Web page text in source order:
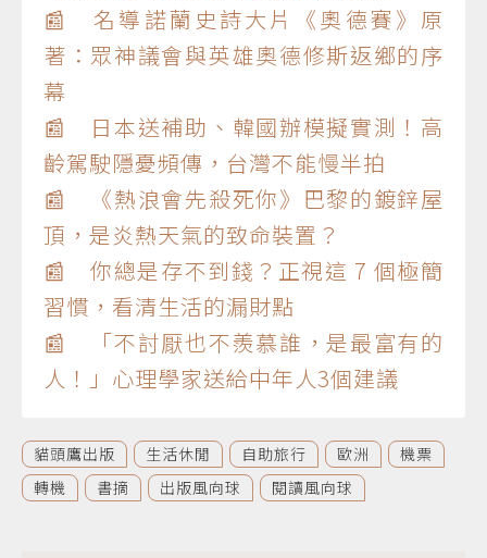
📰 名導諾蘭史詩大片《奧德賽》原
著：眾神議會與英雄奧德修斯返鄉的序
幕
📰 日本送補助、韓國辦模擬實測！高
齡駕駛隱憂頻傳，台灣不能慢半拍
📰 《熱浪會先殺死你》巴黎的鍍鋅屋
頂，是炎熱天氣的致命裝置？
📰 你總是存不到錢？正視這 7 個極簡
習慣，看清生活的漏財點
📰 「不討厭也不羨慕誰，是最富有的
人！」心理學家送給中年人3個建議
貓頭鷹出版 生活休閒 自助旅行 歐洲
機票
轉機
書摘 出版風向球 閱讀風向球